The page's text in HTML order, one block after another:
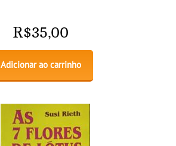
R$35,00
Adicionar ao carrinho